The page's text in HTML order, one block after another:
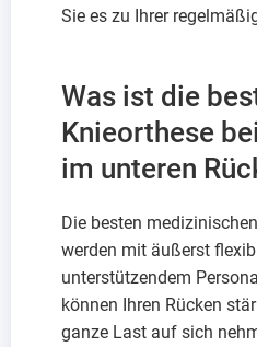
Sie es zu Ihrer
Was ist die
Knieorthese
im unteren
Die besten
werden mit äußerst
unterstützendem
können Ihren Rücken
ganze Last auf sich